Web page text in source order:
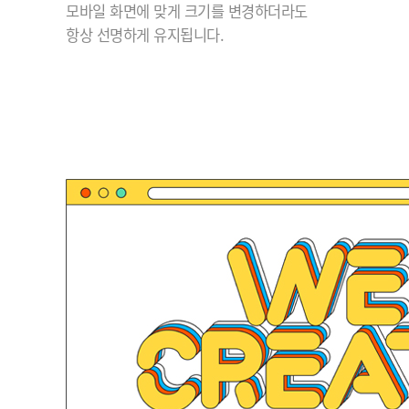
모바일 화면에 맞게 크기를 변경하더라도
항상 선명하게 유지됩니다.